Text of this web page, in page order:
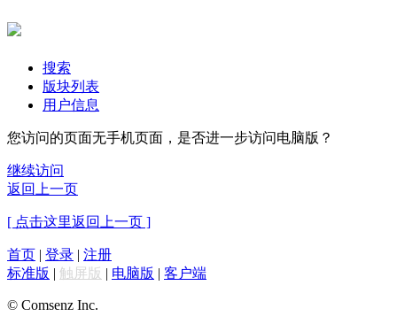
搜索
版块列表
用户信息
您访问的页面无手机页面，是否进一步访问电脑版？
继续访问
返回上一页
[ 点击这里返回上一页 ]
首页 | 登录 | 注册
标准版 | 触屏版 | 电脑版 | 客户端
© Comsenz Inc.